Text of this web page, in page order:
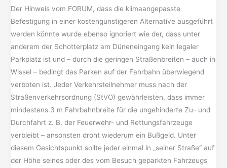
Der Hinweis vom FORUM, dass die klimaangepasste
Befestigung in einer kostengünstigeren Alternative ausgeführt
werden könnte wurde ebenso ignoriert wie der, dass unter
anderem der Schotterplatz am Düneneingang kein legaler
Parkplatz ist und – durch die geringen Straßenbreiten – auch in
Wissel – bedingt das Parken auf der Fahrbahn überwiegend
verboten ist. Jeder Verkehrsteilnehmer muss nach der
Straßenverkehrsordnung (StVO) gewährleisten, dass immer
mindestens 3 m Fahrbahnbreite für die ungehinderte Zu- und
Durchfahrt z. B. der Feuerwehr- und Rettungsfahrzeuge
verbleibt – ansonsten droht wiederum ein Bußgeld. Unter
diesem Gesichtspunkt sollte jeder einmal in „seiner Straße“ auf
der Höhe seines oder des vom Besuch geparkten Fahrzeugs